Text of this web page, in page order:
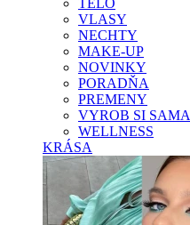
TELO
VLASY
NECHTY
MAKE-UP
NOVINKY
PORADŇA
PREMENY
VYROB SI SAMA
WELLNESS
KRÁSA